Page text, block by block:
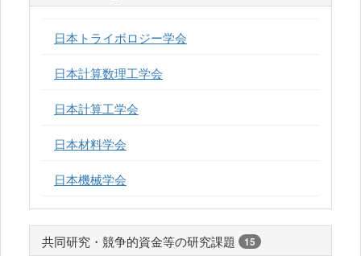
日本トライボロジー学会
日本計算数理工学会
日本計算工学会
日本材料学会
日本機械学会
共同研究・競争的資金等の研究課題 15